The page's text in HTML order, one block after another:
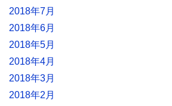
2018年7月
2018年6月
2018年5月
2018年4月
2018年3月
2018年2月